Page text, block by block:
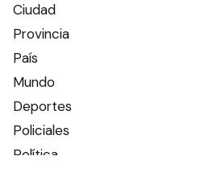
Ciudad
Provincia
País
Mundo
Deportes
Policiales
Política